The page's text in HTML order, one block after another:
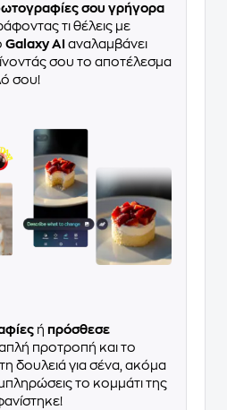
σου γρήγορα
τι θέλεις με
Galaxy AI αναλαμβάνει
σου το αποτέλεσμα
σου!
ή πρόσθεσε
απλή προτροπή και το
δουλειά για σένα, ακόμα
το κομμάτι της